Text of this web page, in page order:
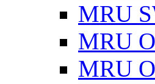
MRU
MRU
MRU